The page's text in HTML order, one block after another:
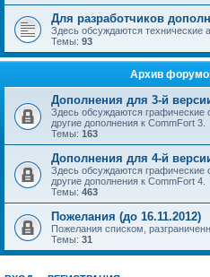
Для разработчиков
Здесь обсуждаются технические
Темы: 93
Архив
Дополнения для 3-й
Здесь обсуждаются
другие дополнения к CommFort 3.
Темы: 163
Дополнения для 4-й
Здесь обсуждаются
другие дополнения к CommFort 4.
Темы: 463
Пожелания (до 16.11.2012)
Пожелания списком,
Темы: 31